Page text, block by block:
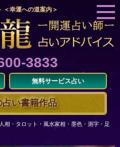
＜幸運への道案内＞
3833
無料サービス占い
い書籍作品
相・タロット・風水家相・墨色・測字・足